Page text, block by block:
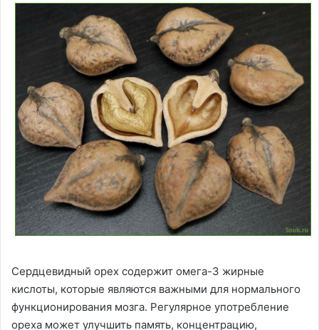
Сердцевидный орех содержит омега-3 жирные
кислоты, которые являются важными для нормального
функционирования мозга. Регулярное употребление
ореха может улучшить память, концентрацию,